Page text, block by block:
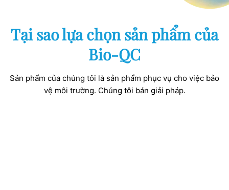
Tại sao lựa chọn sản phẩm của
Bio-QC
Sản phẩm của chúng tôi là sản phẩm phục vụ cho việc bảo
vệ môi trường. Chúng tôi bán giải pháp.